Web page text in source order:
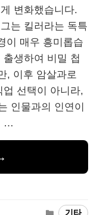
변화했습니다.
는 킬러라는 독특
이 매우 흥미롭습
생하여 비밀 첩
, 이후 암살과로
선택이 아니라,
인물과의 인연이
…
Categories
기타